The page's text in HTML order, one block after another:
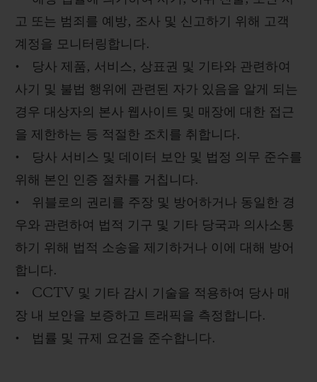
고 또는 범죄를 예방, 조사 및 신고하기 위해 고객
계정을 모니터링합니다.
• 당사 제품, 서비스, 상표권 및 기타와 관련하여
사기 및 불법 행위에 관련된 자가 있음을 알게 되는
경우 대상자의 본사 웹사이트 및 매장에 대한 접근
을 제한하는 등 적절한 조치를 취합니다.
• 당사 서비스 및 데이터 보안 및 법정 의무 준수를
위해 본인 인증 절차를 거칩니다.
• 위블로의 권리를 주장 및 방어하거나 동일한 경
우와 관련하여 법적 기구 및 기타 당국과 의사소통
하기 위해 법적 소송을 제기하거나 이에 대해 방어
합니다.
• CCTV 및 기타 감시 기술을 적용하여 당사 매
장 내 보안을 보증하고 트래픽을 측정합니다.
• 법률 및 규제 요건을 준수합니다.